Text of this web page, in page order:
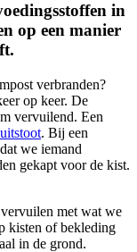
in
op een manier
verbranden?
op keer. De
vervuilend. Een
. Bij een
we iemand
gekapt voor de kist.
met wat we
kisten of bekleding
in de grond.